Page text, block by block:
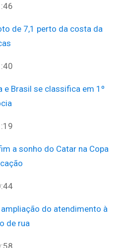
de 7,1 perto da costa da
e Brasil se classifica em 1º
a sonho do Catar na Copa
ampliação do atendimento à
de rua